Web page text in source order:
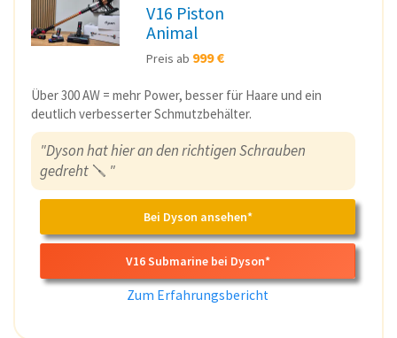
V16 Piston
Animal
Preis ab 999 €
Über 300 AW = mehr Power, besser für Haare und ein
deutlich verbesserter Schmutzbehälter.
"Dyson hat hier an den richtigen Schrauben
gedreht 🪛 "
Bei Dyson ansehen*
V16 Submarine bei Dyson*
Zum Erfahrungsbericht